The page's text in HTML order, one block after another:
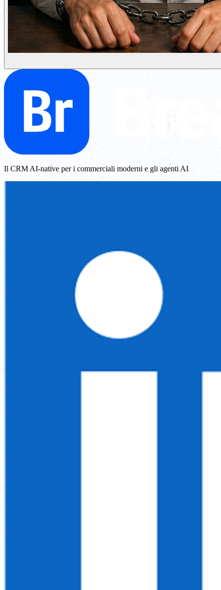
Il CRM AI-native per i commerciali moderni e gli agenti AI